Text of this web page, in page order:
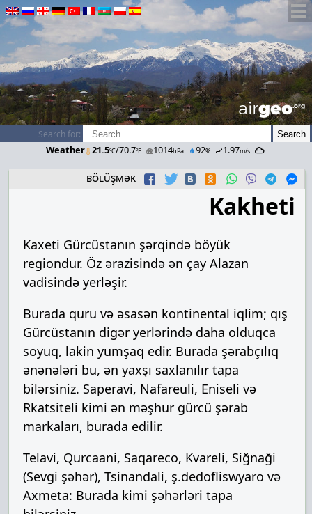
airGEO.oRg
Search for:
Weather 21.5ºC/70.7ºF 1014hPa 92% 1.97m/s
bölüşmək
Kakheti
Kaxeti Gürcüstanın şərqində böyük
regiondur. Öz ərazisində ən çay Alazan
vadisində yerləşir.
Burada quru və əsasən kontinental iqlim; qış
Gürcüstanın digər yerlərində daha olduqca
soyuq, lakin yumşaq edir. Burada şərabçılıq
ənənələri bu, ən yaxşı saxlanılır tapa
bilərsiniz. Saperavi, Nafareuli, Eniseli və
Rkatsiteli kimi ən məşhur gürcü şərab
markaları, burada edilir.
Telavi, Qurcaani, Saqareco, Kvareli, Siğnaği
(Sevgi şəhər), Tsinandali, ş.dedofliswyaro və
Axmeta: Burada kimi şəhərləri tapa